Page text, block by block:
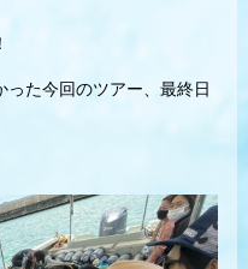
た今回のツアー、最終日